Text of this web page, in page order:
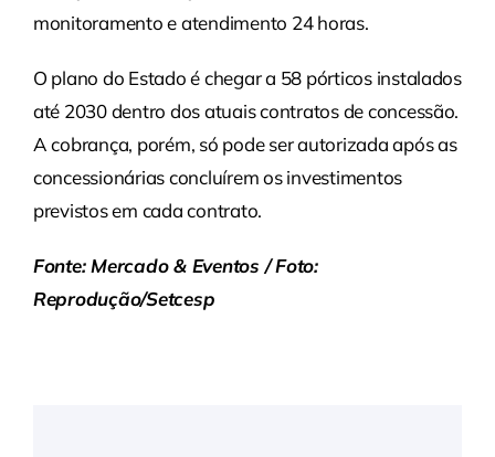
monitoramento e atendimento 24 horas.
O plano do Estado é chegar a 58 pórticos instalados
até 2030 dentro dos atuais contratos de concessão.
A cobrança, porém, só pode ser autorizada após as
concessionárias concluírem os investimentos
previstos em cada contrato.
Fonte: Mercado & Eventos / Foto:
Reprodução/Setcesp